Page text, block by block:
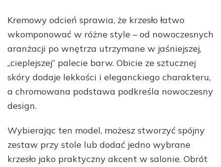
Kremowy odcień sprawia, że krzesło łatwo
wkomponować w różne style – od nowoczesnych
aranżacji po wnętrza utrzymane w jaśniejszej,
„cieplejszej” palecie barw. Obicie ze sztucznej
skóry dodaje lekkości i eleganckiego charakteru,
a chromowana podstawa podkreśla nowoczesny
design.
Wybierając ten model, możesz stworzyć spójny
zestaw przy stole lub dodać jedno wybrane
krzesło jako praktyczny akcent w salonie. Obrót